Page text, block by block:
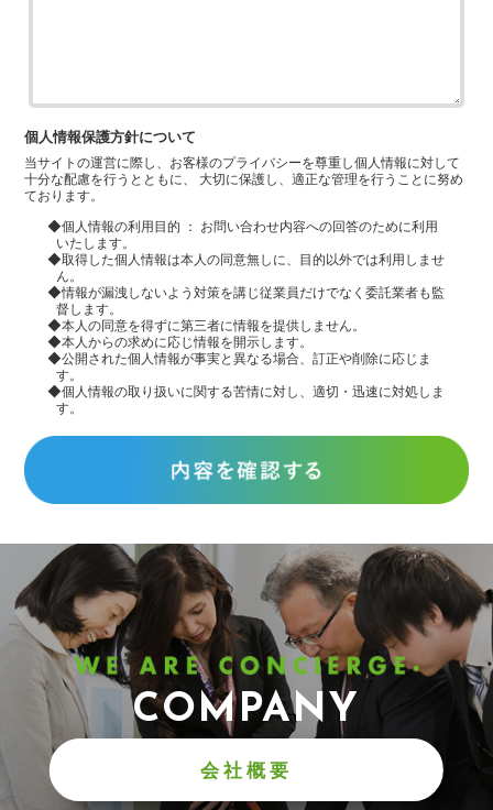
個人情報保護方針について
当サイトの運営に際し、お客様のプライバシーを尊重し個人情報に対して
十分な配慮を行うとともに、 大切に保護し、適正な管理を行うことに努め
ております。
◆個人情報の利用目的 ： お問い合わせ内容への回答のために利用
いたします。
◆取得した個人情報は本人の同意無しに、目的以外では利用しませ
ん。
◆情報が漏洩しないよう対策を講じ従業員だけでなく委託業者も監
督します。
◆本人の同意を得ずに第三者に情報を提供しません。
◆本人からの求めに応じ情報を開示します。
◆公開された個人情報が事実と異なる場合、訂正や削除に応じま
す。
◆個人情報の取り扱いに関する苦情に対し、適切・迅速に対処しま
す。
COMPANY
会社概要